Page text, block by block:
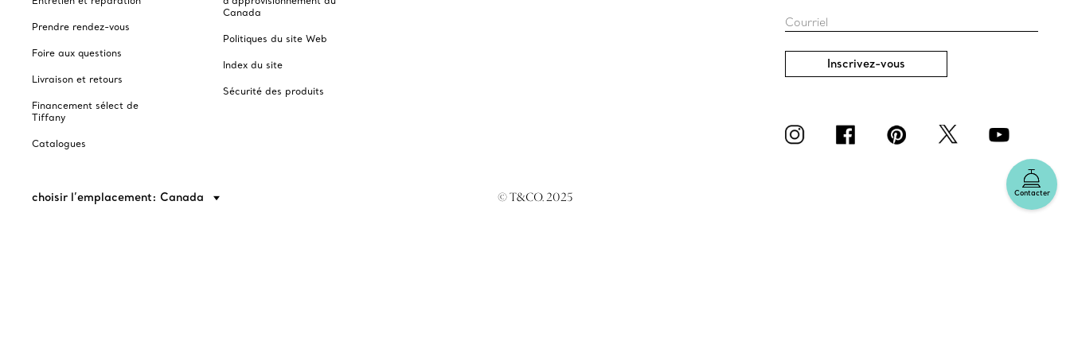
Contacter
Prendre rendez-vous
Foire aux questions
Livraison et retours
Financement sélect de
Tiffany
Catalogues
Canada
Politiques du site Web
Index du site
Sécurité des produits
Courriel
Inscrivez-vous
choisir l’emplacement: Canada © T&CO. 2025